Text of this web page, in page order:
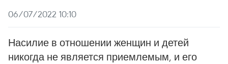
06/07/2022 10:10
Насилие в отношении женщин и детей
никогда не является приемлемым, и его